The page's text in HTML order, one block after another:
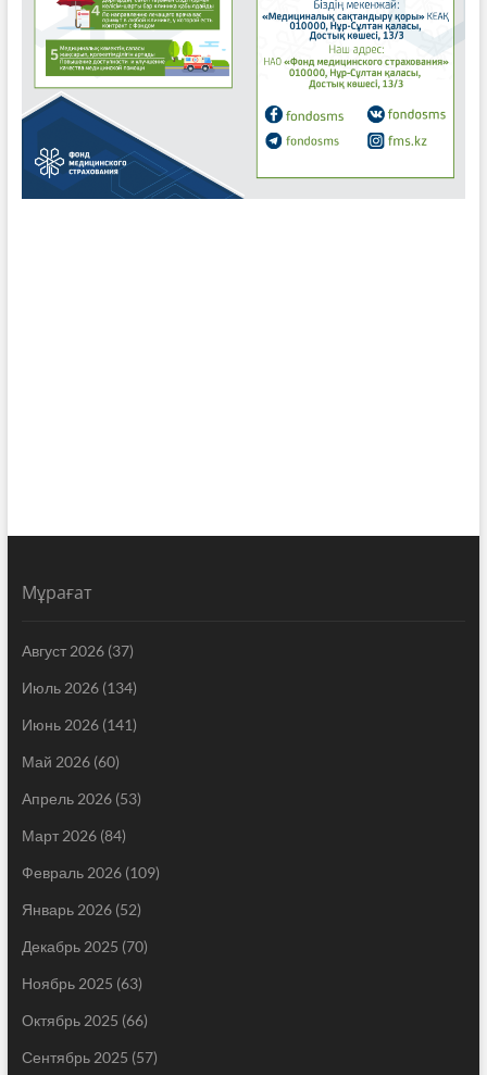
Мұрағат
Август 2026(37)
Июль 2026(134)
Июнь 2026(141)
Май 2026(60)
Апрель 2026(53)
Март 2026(84)
Февраль 2026(109)
Январь 2026(52)
Декабрь 2025 (70)
Ноябрь 2025 (63)
Октябрь 2025 (66)
Сентябрь 2025 (57)